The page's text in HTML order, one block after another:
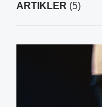
ARTIKLER (5)